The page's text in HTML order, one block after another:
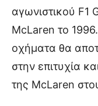
αγωνιστικού F1
McLaren το
οχήματα θα
στην επιτυχία
της McLaren